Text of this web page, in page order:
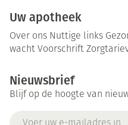
Uw apotheek
Over ons Nuttige links
wacht Voorschrift
Nieuwsbrief
Blijf op de hoogte van